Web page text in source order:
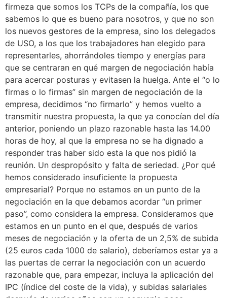
firmeza que somos los TCPs de la compañía, los que
sabemos lo que es bueno para nosotros, y que no son
los nuevos gestores de la empresa, sino los delegados
de USO, a los que los trabajadores han elegido para
representarles, ahorrándoles tiempo y energías para
que se centraran en qué margen de negociación había
para acercar posturas y evitasen la huelga. Ante el “o lo
firmas o lo firmas” sin margen de negociación de la
empresa, decidimos “no firmarlo” y hemos vuelto a
transmitir nuestra propuesta, la que ya conocían del día
anterior, poniendo un plazo razonable hasta las 14.00
horas de hoy, al que la empresa no se ha dignado a
responder tras haber sido esta la que nos pidió la
reunión. Un despropósito y falta de seriedad. ¿Por qué
hemos considerado insuficiente la propuesta
empresarial? Porque no estamos en un punto de la
negociación en la que debamos acordar “un primer
paso”, como considera la empresa. Consideramos que
estamos en un punto en el que, después de varios
meses de negociación y la oferta de un 2,5% de subida
(25 euros cada 1000 de salario), deberíamos estar ya a
las puertas de cerrar la negociación con un acuerdo
razonable que, para empezar, incluya la aplicación del
IPC (índice del coste de la vida), y subidas salariales